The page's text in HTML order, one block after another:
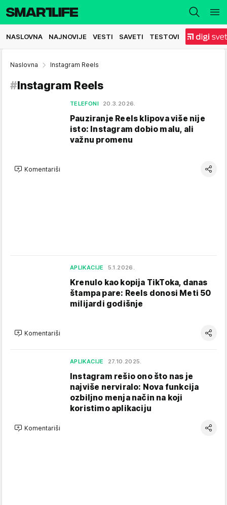
NASLOVNA NAJNOVIJE VESTI SAVETI TESTOVI
Naslovna Instagram Reels
#Instagram Reels
TELEFONI 20.3.2026.
Pauziranje Reels klipova više nije
isto: Instagram dobio malu, ali
važnu promenu
Komentariši
APLIKACIJE 5.1.2026.
Krenulo kao kopija TikToka, danas
štampa pare: Reels donosi Meti 50
milijardi godišnje
Komentariši
APLIKACIJE 27.10.2025.
Instagram rešio ono što nas je
najviše nerviralo: Nova funkcija
ozbiljno menja način na koji
koristimo aplikaciju
Komentariši